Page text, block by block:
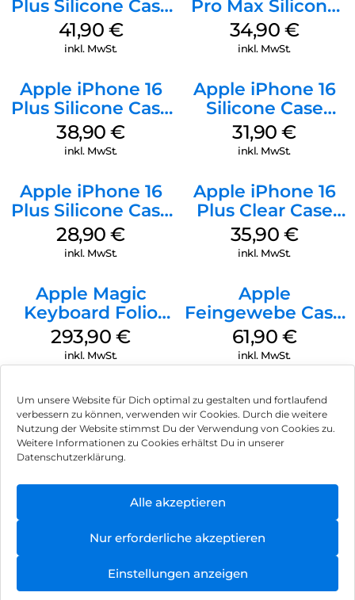
Um unsere Website für Dich optimal zu gestalten und fortlaufend
verbessern zu können, verwenden wir Cookies. Durch die weitere
Nutzung der Website stimmst Du der Verwendung von Cookies zu.
Weitere Informationen zu Cookies erhältst Du in unserer
Datenschutzerklärung.
Alle akzeptieren
Nur erforderliche akzeptieren
Einstellungen anzeigen
Plus Silicone Case
MagSafe Stone
Gray
41,90 €
inkl. MwSt.
Pro Max Silicone
Case MagSafe
Denim
34,90 €
inkl. MwSt.
Apple iPhone 16
Plus Silicone Case
MagSafe Denim
38,90€
inkl. MwSt.
Apple iPhone 16
Silicone Case
MagSafe Fuchsia
31,90€
inkl. MwSt.
Apple iPhone 16
Plus Silicone Case
MagSafe Black
28,90€
inkl. MwSt.
Apple iPhone 16
Plus Clear Case
MagSafe
Transparent
35,90 €
inkl. MwSt.
Apple Magic
Keyboard Folio
iPad 10.9″ (10.Gen.)
Weiß
293,90€
inkl. MwSt.
Apple
Feingewebe Case
iPhone 15 Pro
MagSafe Schwarz
61,90 €
inkl. MwSt.
Impressum
Hinweis zur Batterieentsorgung
Newsletter